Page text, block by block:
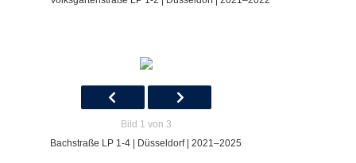
Bild 1 von 3
Bachstraße LP 1-4 | Düsseldorf | 2021–2025